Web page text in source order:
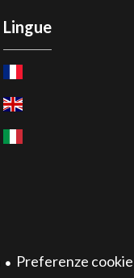
Lingue
Preferenze cookie